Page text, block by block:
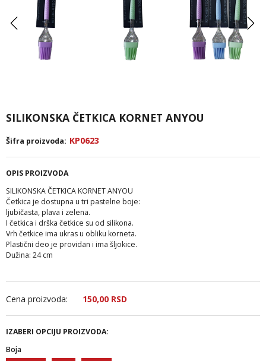
SILIKONSKA ČETKICA KORNET ANYOU
Šifra proizvoda: KP0623
OPIS PROIZVODA
SILIKONSKA ČETKICA KORNET ANYOU
Četkica je dostupna u tri pastelne boje:
ljubičasta, plava i zelena.
I četkica i drška četkice su od silikona.
Vrh četkice ima ukras u obliku korneta.
Plastični deo je providan i ima šljokice.
Dužina: 24 cm
Cena proizvoda: 150,00 RSD
IZABERI OPCIJU PROIZVODA:
Boja